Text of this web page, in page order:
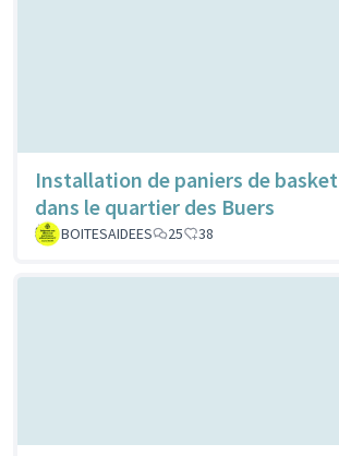
Installation de paniers de basket
dans le quartier des Buers
BOITESAIDEES 25 38